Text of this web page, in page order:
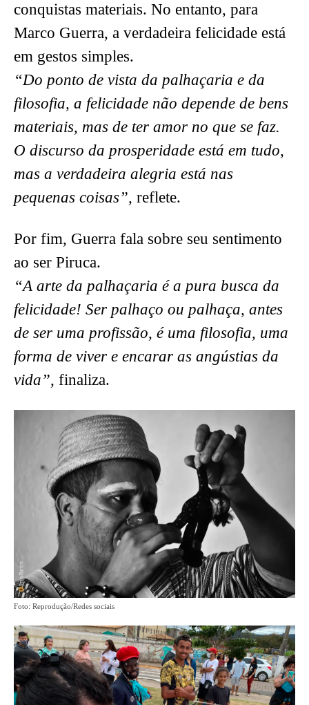
conquistas materiais. No entanto, para
Marco Guerra, a verdadeira felicidade está
em gestos simples.
“Do ponto de vista da palhaçaria e da
filosofia, a felicidade não depende de bens
materiais, mas de ter amor no que se faz.
O discurso da prosperidade está em tudo,
mas a verdadeira alegria está nas
pequenas coisas”, reflete.
Por fim, Guerra fala sobre seu sentimento
ao ser Piruca.
“A arte da palhaçaria é a pura busca da
felicidade! Ser palhaço ou palhaça, antes
de ser uma profissão, é uma filosofia, uma
forma de viver e encarar as angústias da
vida”, finaliza.
Foto: Reprodução/Redes sociais